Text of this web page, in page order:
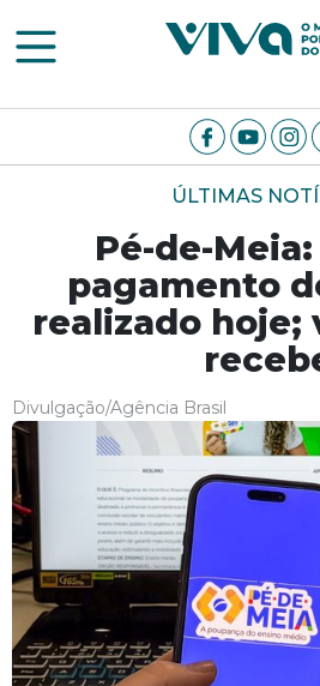
ÚLTIMAS
Pé-de-
pagamento
realizado hoje;
Divulgação/Agência Brasil